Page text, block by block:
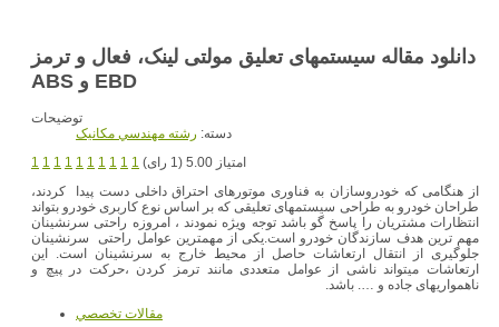
دانلود مقاله سیستمهای تعلیق مولتی لینک، فعال و ترمز
ABS و EBD
توضیحات
دسته: رشته مهندسي مکانيک
1 1 1 1 1 1 1 1 1 1
امتیاز 5.00 (1 رای)
از هنگامی که خودروسازان به فناوری موتورهای احتراق داخلی دست پیدا کردند،
طراحان خودرو به طراحی سیستمهای تعلیقی که بر اساس نوع کاربری خودرو بتواند
انتظارات مشتریان را پاسخ گو باشد توجه ویژه نمودند ، امروزه راحتی سرنشینان
مهم ترین هدف سازندگان خودرو است.یکی از مهمترین عوامل راحتی سرنشینان
جلوگیری از انتقال ارتعاشات حاصل از محیط خارج به سرنشینان است. این
ارتعاشات میتواند ناشی از عوامل متعددی مانند ترمز کردن ،حرکت در پیچ و
ناهمواریهای جاده و …. باشد.
مقالات تخصصي